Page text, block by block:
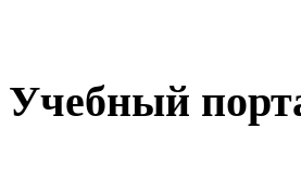
Учебный